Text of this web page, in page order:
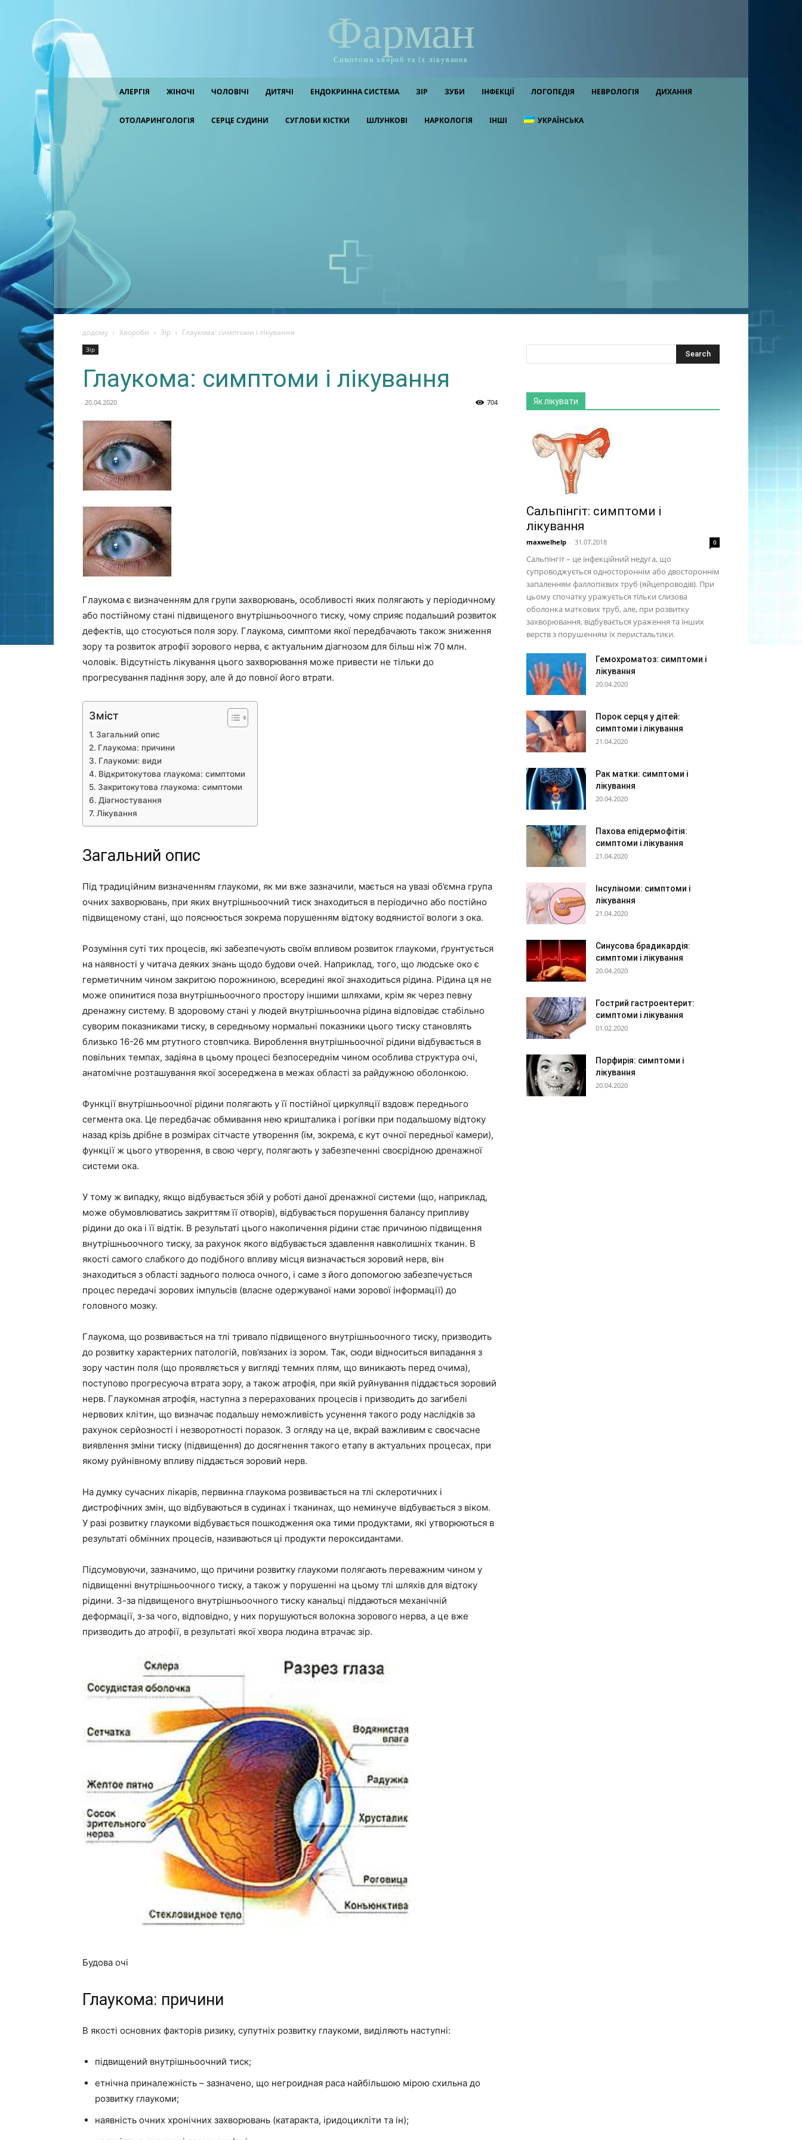
Фарман
Симптоми хвороб та їх лікування
АЛЕРГІЯ ЖІНОЧІ ЧОЛОВІЧІ ДИТЯЧІ ЕНДОКРИННА СИСТЕМА ЗІР ЗУБИ ІНФЕКЦІЇ ЛОГОПЕДІЯ НЕВРОЛОГІЯ ДИХАННЯ
ОТОЛАРИНГОЛОГІЯ СЕРЦЕ СУДИНИ СУГЛОБИ КІСТКИ ШЛУНКОВІ НАРКОЛОГІЯ ІНШІ УКРАЇНСЬКА
додому Хвороби Зір Глаукома: симптоми і лікування
Зір
Глаукома: симптоми і лікування
20.04.2020 704
Глаукома є визначенням для групи захворювань, особливості яких полягають у періодичному
або постійному стані підвищеного внутрішньоочного тиску, чому сприяє подальший розвиток
дефектів, що стосуються поля зору. Глаукома, симптоми якої передбачають також зниження
зору та розвиток атрофії зорового нерва, є актуальним діагнозом для більш ніж 70 млн.
чоловік. Відсутність лікування цього захворювання може привести не тільки до
прогресування падіння зору, але й до повної його втрати.
Зміст
Загальний опис
Глаукома: причини
Глаукоми: види
Відкритокутова глаукома: симптоми
Закритокутова глаукома: симптоми
Діагностування
Лікування
Загальний опис
Під традиційним визначенням глаукоми, як ми вже зазначили, мається на увазі об’ємна група
очних захворювань, при яких внутрішньоочний тиск знаходиться в періодично або постійно
підвищеному стані, що пояснюється зокрема порушенням відтоку водянистої вологи з ока.
Розуміння суті тих процесів, які забезпечують своїм впливом розвиток глаукоми, ґрунтується
на наявності у читача деяких знань щодо будови очей. Наприклад, того, що людське око є
герметичним чином закритою порожниною, всередині якої знаходиться рідина. Рідина ця не
може опинитися поза внутрішньоочного простору іншими шляхами, крім як через певну
дренажну систему. В здоровому стані у людей внутрішньоочна рідина відповідає стабільно
суворим показниками тиску, в середньому нормальні показники цього тиску становлять
близько 16-26 мм ртутного стовпчика. Вироблення внутрішньоочної рідини відбувається в
повільних темпах, задіяна в цьому процесі безпосереднім чином особлива структура очі,
анатомічне розташування якої зосереджена в межах області за райдужною оболонкою.
Функції внутрішньоочної рідини полягають у її постійної циркуляції вздовж переднього
сегмента ока. Це передбачає обмивання нею кришталика і рогівки при подальшому відтоку
назад крізь дрібне в розмірах сітчасте утворення (їм, зокрема, є кут очної передньої камери),
функції ж цього утворення, в свою чергу, полягають у забезпеченні своєрідною дренажної
системи ока.
У тому ж випадку, якщо відбувається збій у роботі даної дренажної системи (що, наприклад,
може обумовлюватись закриттям її отворів), відбувається порушення балансу припливу
рідини до ока і її відтік. В результаті цього накопичення рідини стає причиною підвищення
внутрішньоочного тиску, за рахунок якого відбувається здавлення навколишніх тканин. В
якості самого слабкого до подібного впливу місця визначається зоровий нерв, він
знаходиться з області заднього полюса очного, і саме з його допомогою забезпечується
процес передачі зорових імпульсів (власне одержуваної нами зорової інформації) до
головного мозку.
Глаукома, що розвивається на тлі тривало підвищеного внутрішньоочного тиску, призводить
до розвитку характерних патологій, пов’язаних із зором. Так, сюди відноситься випадання з
зору частин поля (що проявляється у вигляді темних плям, що виникають перед очима),
поступово прогресуюча втрата зору, а також атрофія, при якій руйнування піддається зоровий
нерв. Глаукомная атрофія, наступна з перерахованих процесів і призводить до загибелі
нервових клітин, що визначає подальшу неможливість усунення такого роду наслідків за
рахунок серйозності і незворотності поразок. З огляду на це, вкрай важливим є своєчасне
виявлення зміни тиску (підвищення) до досягнення такого етапу в актуальних процесах, при
якому руйнівному впливу піддається зоровий нерв.
На думку сучасних лікарів, первинна глаукома розвивається на тлі склеротичних і
дистрофічних змін, що відбуваються в судинах і тканинах, що неминуче відбувається з віком.
У разі розвитку глаукоми відбувається пошкодження ока тими продуктами, які утворюються в
результаті обмінних процесів, називаються ці продукти пероксидантами.
Підсумовуючи, зазначимо, що причини розвитку глаукоми полягають переважним чином у
підвищенні внутрішньоочного тиску, а також у порушенні на цьому тлі шляхів для відтоку
рідини. З-за підвищеного внутрішньоочного тиску канальці піддаються механічній
деформації, з-за чого, відповідно, у них порушуються волокна зорового нерва, а це вже
призводить до атрофії, в результаті якої хвора людина втрачає зір.
Будова очі
Глаукома: причини
В якості основних факторів ризику, супутніх розвитку глаукоми, виділяють наступні:
підвищений внутрішньоочний тиск;
етнічна приналежність – зазначено, що негроидная раса найбільшою мірою схильна до
розвитку глаукоми;
наявність очних хронічних захворювань (катаракта, іридоцикліти та ін);
Як лікувати
Сальпінгіт: симптоми і
лікування
maxwelhelp - 31.07.2018 0
Сальпінгіт – це інфекційний недуга, що
супроводжується одностороннім або двостороннім
запаленням фаллопієвих труб (яйцепроводів). При
цьому спочатку уражується тільки слизова
оболонка маткових труб, але, при розвитку
захворювання, відбувається ураження та інших
верств з порушенням їх перистальтики.
Гемохроматоз: симптоми і
лікування
20.04.2020
Порок серця у дітей:
симптоми і лікування
21.04.2020
Рак матки: симптоми і
лікування
20.04.2020
Пахова епідермофітія:
симптоми і лікування
21.04.2020
Інсуліноми: симптоми і
лікування
21.04.2020
Синусова брадикардія:
симптоми і лікування
20.04.2020
Гострий гастроентерит:
симптоми і лікування
01.02.2020
Порфирія: симптоми і
лікування
20.04.2020